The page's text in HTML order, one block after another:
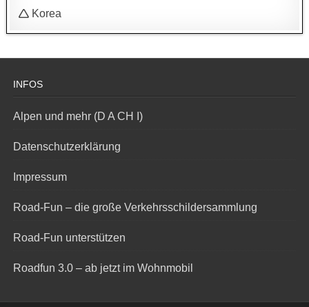
🛆 Korea
INFOS
Alpen und mehr (D A CH I)
Datenschutzerklärung
Impressum
Road-Fun – die große Verkehrsschildersammlung
Road-Fun unterstützen
Roadfun 3.0 – ab jetzt im Wohnmobil